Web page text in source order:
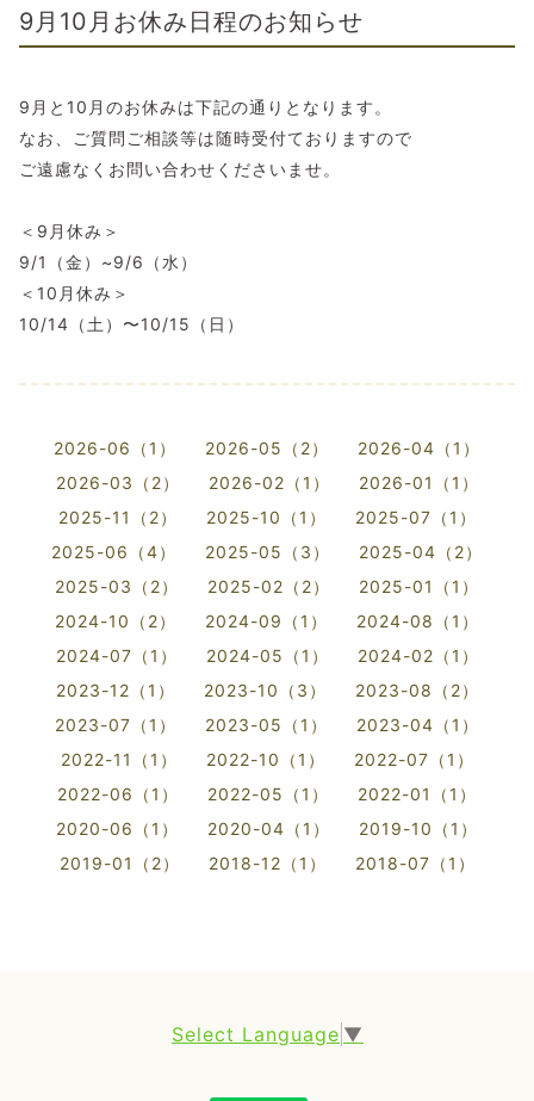
9月10月お休み日程のお知らせ
9月と10月のお休みは下記の通りとなります。
なお、ご質問ご相談等は随時受付ておりますので
ご遠慮なくお問い合わせくださいませ。
＜9月休み＞
9/1（金）~9/6（水）
＜10月休み＞
10/14（土）〜10/15（日）
2026-06（1） 2026-05（2）
2026-04（1）
2026-03（2）
2026-02（1）
2026-01（1）
2025-11（2）
2025-10（1）
2025-07（1）
2025-06（4）
2025-05（3）
2025-04（2）
2025-03（2）
2025-02（2）
2025-01（1）
2024-10（2）
2024-09（1）
2024-08（1）
2024-07（1）
2024-05（1）
2024-02（1）
2023-12（1）
2023-10（3）
2023-08（2）
2023-07（1）
2023-05（1）
2023-04（1）
2022-11（1）
2022-10（1）
2022-07（1）
2022-06（1）
2022-05（1）
2022-01（1）
2020-06（1）
2020-04（1）
2019-10（1）
2019-01（2）
2018-12（1） 2018-07（1）
Select Language ▼